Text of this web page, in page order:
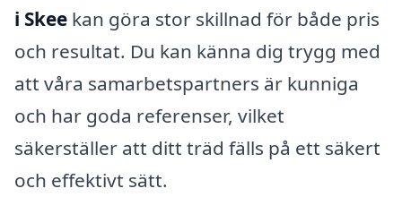
i Skee kan göra stor skillnad för både pris
och resultat. Du kan känna dig trygg med
att våra samarbetspartners är kunniga
och har goda referenser, vilket
säkerställer att ditt träd fälls på ett säkert
och effektivt sätt.